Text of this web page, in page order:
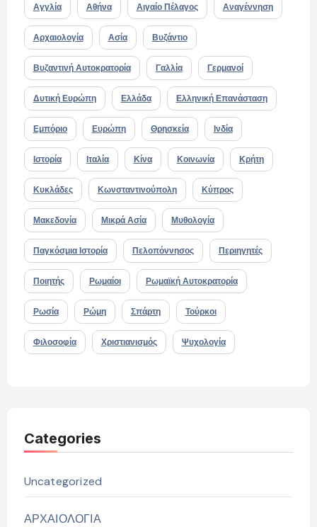
Αγγλία Αθήνα Αιγαίο Πέλαγος Αναγέννηση
Αρχαιολογία Ασία Βυζάντιο
Βυζαντινή Αυτοκρατορία Γαλλία Γερμανοί
Δυτική Ευρώπη Ελλάδα Ελληνική Επανάσταση
Εμπόριο Ευρώπη Θρησκεία Ινδία
Ιστορία Ιταλία Κίνα Κοινωνία Κρήτη
Κυκλάδες Κωνσταντινούπολη Κύπρος
Μακεδονία Μικρά Ασία Μυθολογία
Παγκόσμια Ιστορία Πελοπόννησος Περιηγητές
Ποιητής Ρωμαίοι Ρωμαϊκή Αυτοκρατορία
Ρωσία Ρώμη Σπάρτη Τούρκοι
Φιλοσοφία Χριστιανισμός Ψυχολογία
Categories
Uncategorized
ΑΡΧΑΙΟΛΟΓΙΑ